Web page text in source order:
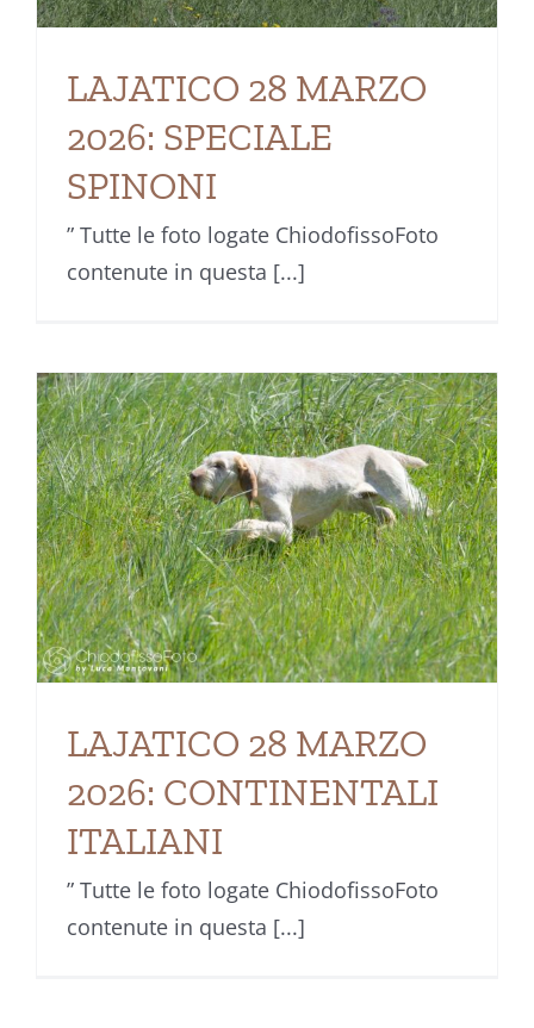
LAJATICO 28 MARZO
2026: SPECIALE
SPINONI
” Tutte le foto logate ChiodofissoFoto
contenute in questa [...]
LAJATICO 28 MARZO
2026: CONTINENTALI
ITALIANI
” Tutte le foto logate ChiodofissoFoto
contenute in questa [...]